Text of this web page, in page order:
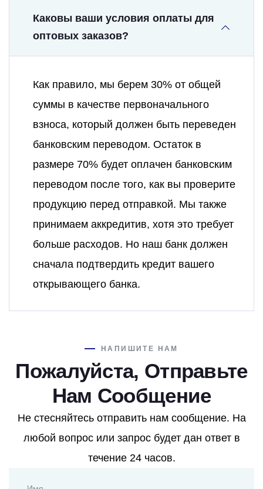
Каковы ваши условия оплаты для
оптовых заказов?
Как правило, мы берем 30% от общей
суммы в качестве первоначального
взноса, который должен быть переведен
банковским переводом. Остаток в
размере 70% будет оплачен банковским
переводом после того, как вы проверите
продукцию перед отправкой. Мы также
принимаем аккредитив, хотя это требует
больше расходов. Но наш банк должен
сначала подтвердить кредит вашего
открывающего банка.
НАПИШИТЕ НАМ
Пожалуйста, Отправьте
Нам Сообщение
Не стесняйтесь отправить нам сообщение. На
любой вопрос или запрос будет дан ответ в
течение 24 часов.